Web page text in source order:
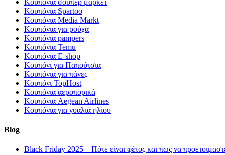
Κουπόνια σούπερ μάρκετ
Κουπόνια Spartoo
Κουπόνια Media Markt
Κουπόνια για ρούχα
Κουπόνια pampers
Κουπόνια Temu
Κουπόνια E-shop
Κουπόνι για Παπούτσια
Κουπόνια για πάνες
Κουπόνι TopHost
Κουπόνια αεροπορικά
Κουπόνια Aegean Airlines
Κουπόνια για γυαλιά ηλίου
Blog
Black Friday 2025 – Πότε είναι φέτος και πως να